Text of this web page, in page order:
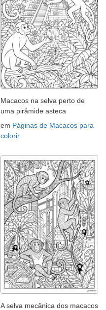
Macacos na selva perto de
uma pirâmide asteca
em Páginas de Macacos para
colorir
A selva mecânica dos macacos